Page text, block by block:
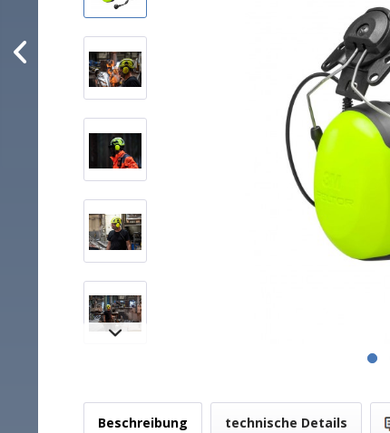
Beschreibung technische Details